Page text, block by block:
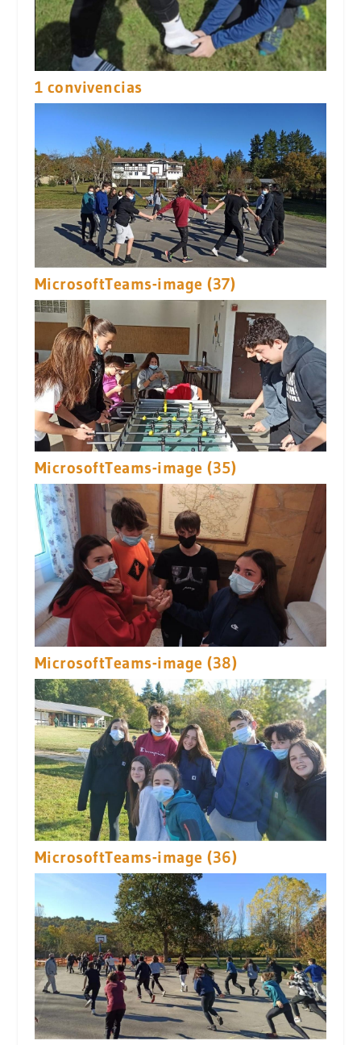
1 convivencias
MicrosoftTeams-image (37)
MicrosoftTeams-image (35)
MicrosoftTeams-image (38)
MicrosoftTeams-image (36)